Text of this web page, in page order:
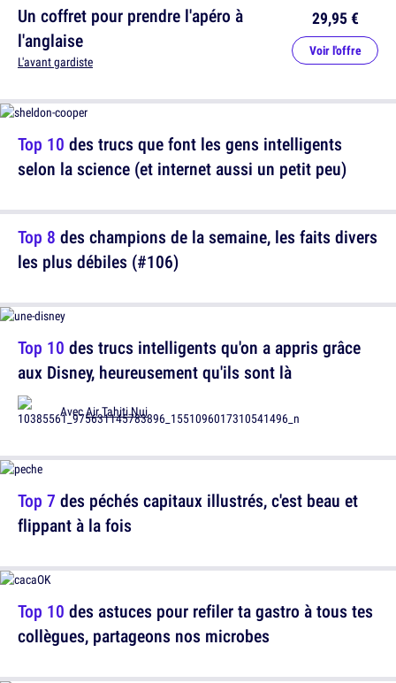
Top 10 des trucs que font les gens intelligents
selon la science (et internet aussi un petit peu)
Top 10 des trucs intelligents qu'on a appris grâce
aux Disney, heureusement qu'ils sont là
AvecAir Tahiti Nui
Top 10 des astuces pour refiler ta gastro à tous tes
collègues, partageons nos microbes
Un coffret pour prendre l'apéro à
l'anglaise
L'avant gardiste
29,95 €
Voir l'offre
Top 8 des champions de la semaine, les faits divers
les plus débiles (#106)
Top 7 des péchés capitaux illustrés, c'est beau et
flippant à la fois